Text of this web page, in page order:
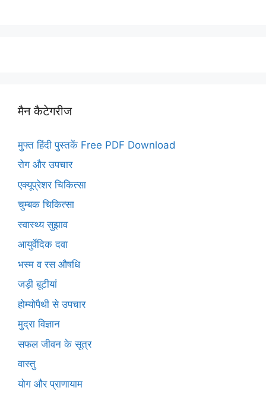
मैन कैटेगरीज
मुफ्त हिंदी पुस्तकें Free PDF Download
रोग और उपचार
एक्यूप्रेशर चिकित्सा
चुम्बक चिकित्सा
स्वास्थ्य सुझाव
आयुर्वेदिक दवा
भस्म व रस औषधि
जड़ी बूटीयां
होम्योपैथी से उपचार
मुद्रा विज्ञान
सफल जीवन के सूत्र
वास्तु
योग और प्राणायाम